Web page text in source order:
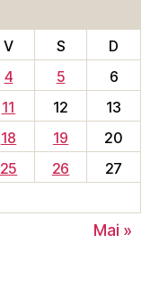
V S
D
4 5
6
11 12
13
18 19
20
25 26
27
Mai »